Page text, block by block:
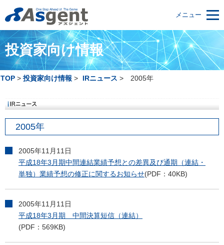
メニュー
投資家向け情報
TOP 投資家向け情報 IRニュース 2005年
2005年
2005年11月11日
平成18年3月期中間連結業績予想との差異及び通期（連結・
単独）業績予想の修正に関するお知らせ(PDF：40KB)
2005年11月11日
平成18年3月期 中間決算短信（連結）
(PDF：569KB)